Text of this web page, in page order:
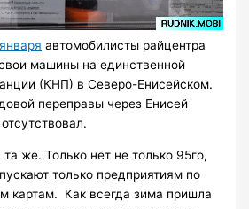
автомобилисты райцентра
машины на единственной
(КНП) в Северо-Енисейском.
переправы через Енисей
же. Только нет не только 95го,
только предприятиям по
картам. Как всегда зима пришла